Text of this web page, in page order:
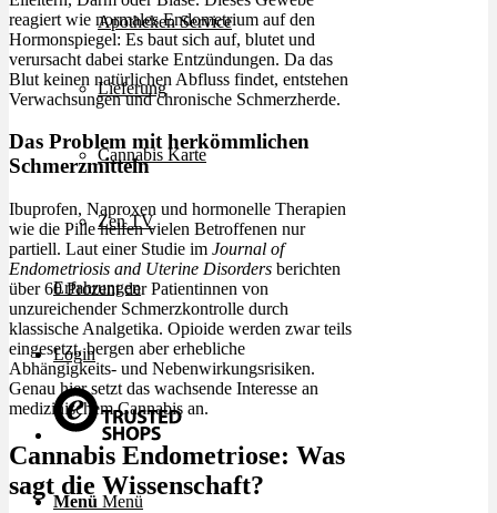
Apotheken Service
Lieferung
Cannabis Karte
Zen TV
Erfahrungen
Login
Menü Menü
reagiert wie normales Endometrium auf den
Hormonspiegel: Es baut sich auf, blutet und
verursacht dabei starke Entzündungen. Da das
Blut keinen natürlichen Abfluss findet, entstehen
Verwachsungen und chronische Schmerzherde.
Das Problem mit herkömmlichen
Schmerzmitteln
Ibuprofen, Naproxen und hormonelle Therapien
wie die Pille helfen vielen Betroffenen nur
partiell. Laut einer Studie im Journal of
Endometriosis and Uterine Disorders berichten
über 60 Prozent der Patientinnen von
unzureichender Schmerzkontrolle durch
klassische Analgetika. Opioide werden zwar teils
eingesetzt, bergen aber erhebliche
Abhängigkeits- und Nebenwirkungsrisiken.
Genau hier setzt das wachsende Interesse an
medizinischem Cannabis an.
Cannabis Endometriose: Was
sagt die Wissenschaft?